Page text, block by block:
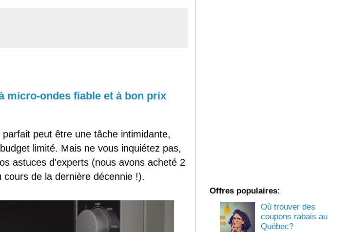
micro-ondes fiable et à bon prix
peut être une tâche intimidante,
limité. Mais ne vous inquiétez pas,
astuces d'experts (nous avons acheté 2
de la dernière décennie !).
Offres populaires:
Où trouver des
coupons rabais au
Québec?